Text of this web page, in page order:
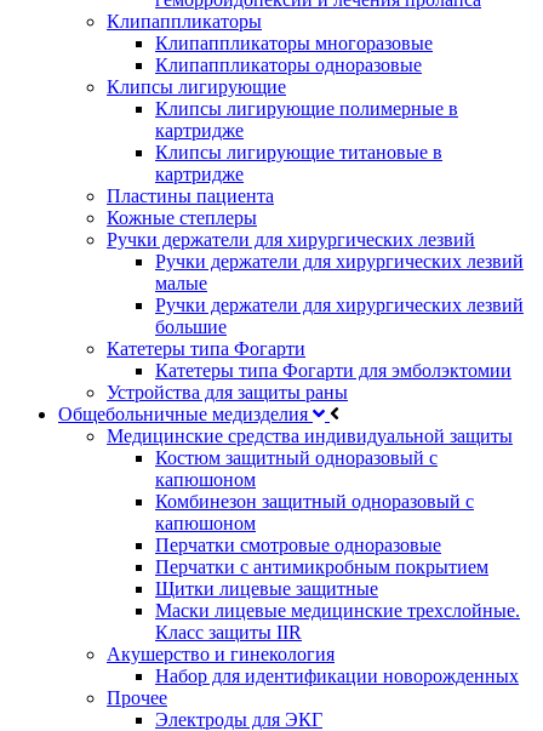
Клипаппликаторы
Клипаппликаторы многоразовые
Клипаппликаторы одноразовые
Клипсы лигирующие
Клипсы лигирующие полимерные в
картридже
Клипсы лигирующие титановые в
картридже
Пластины пациента
Кожные степлеры
Ручки держатели для хирургических лезвий
Ручки держатели для хирургических лезвий
малые
Ручки держатели для хирургических лезвий
большие
Катетеры типа Фогарти
Катетеры типа Фогарти для эмболэктомии
Устройства для защиты раны
Общебольничные медизделия
Медицинские средства индивидуальной защиты
Костюм защитный одноразовый с
капюшоном
Комбинезон защитный одноразовый с
капюшоном
Перчатки смотровые одноразовые
Перчатки с антимикробным покрытием
Щитки лицевые защитные
Маски лицевые медицинские трехслойные.
Класс защиты IIR
Акушерство и гинекология
Набор для идентификации новорожденных
Прочее
Электроды для ЭКГ